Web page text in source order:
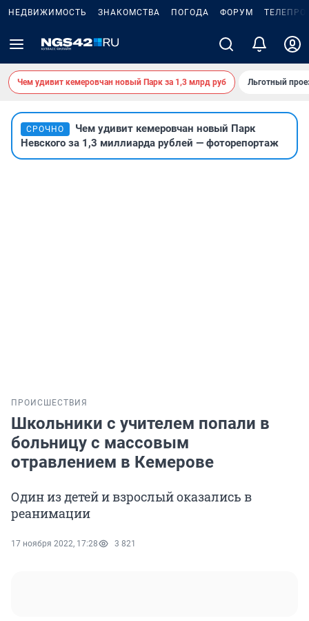
НЕДВИЖИМОСТЬ ЗНАКОМСТВА ПОГОДА ФОРУМ
Чем удивит кемеровчан новый Парк за 1,3 млрд руб Льготный
СРОЧНО
Чем удивит кемеровчан новый Парк
Невского за 1,3 миллиарда рублей — фоторепортаж
ПРОИСШЕСТВИЯ
Школьники с учителем попали в
больницу с массовым
отравлением в Кемерове
Один из детей и взрослый оказались в
реанимации
17 ноября 2022, 17:28 3 821